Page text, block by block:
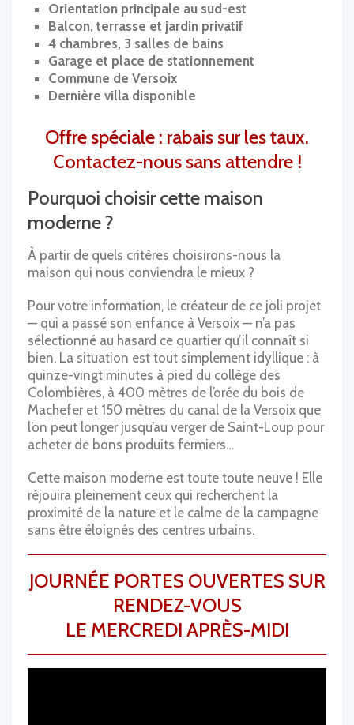
Orientation principale au sud-est
Balcon, terrasse et jardin privatif
4 chambres, 3 salles de bains
Garage et place de stationnement
Commune de Versoix
Dernière villa disponible
Offre spéciale : rabais sur les taux.
Contactez-nous sans attendre !
Pourquoi choisir cette maison
moderne ?
À partir de quels critères choisirons-nous la
maison qui nous conviendra le mieux ?
Pour votre information, le créateur de ce joli projet
— qui a passé son enfance à Versoix — n’a pas
sélectionné au hasard ce quartier qu’il connaît si
bien. La situation est tout simplement idyllique : à
quinze-vingt minutes à pied du collège des
Colombières, à 400 mètres de l’orée du bois de
Machefer et 150 mètres du canal de la Versoix que
l’on peut longer jusqu’au verger de Saint-Loup pour
acheter de bons produits fermiers…
Cette maison moderne est toute toute neuve ! Elle
réjouira pleinement ceux qui recherchent la
proximité de la nature et le calme de la campagne
sans être éloignés des centres urbains.
JOURNÉE PORTES OUVERTES SUR
RENDEZ-VOUS
LE MERCREDI APRÈS-MIDI